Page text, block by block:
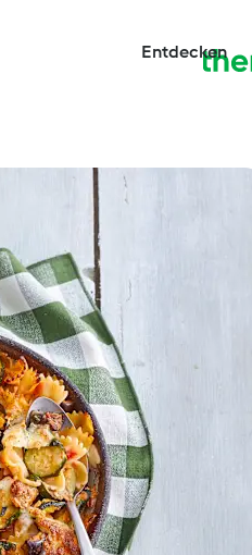
Entdecken